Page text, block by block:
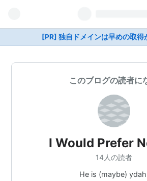
[PR] 独自ドメインは早めの取得
このブログの読者に
I Would Prefer
14人の読者
He is (maybe)